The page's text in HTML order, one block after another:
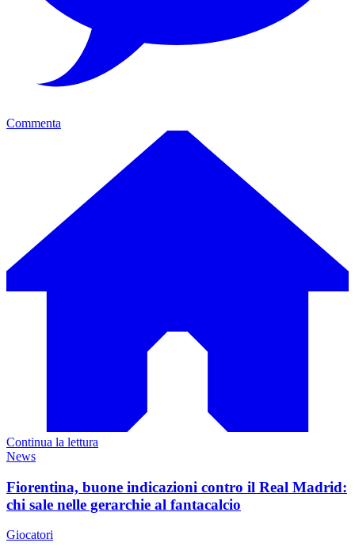
Commenta
Continua la lettura
News
Fiorentina, buone indicazioni contro il Real Madrid:
chi sale nelle gerarchie al fantacalcio
Giocatori